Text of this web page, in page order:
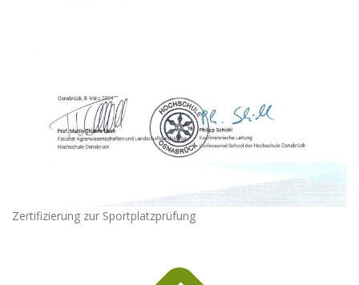
Zertifizierung zur Sportplatzprüfung